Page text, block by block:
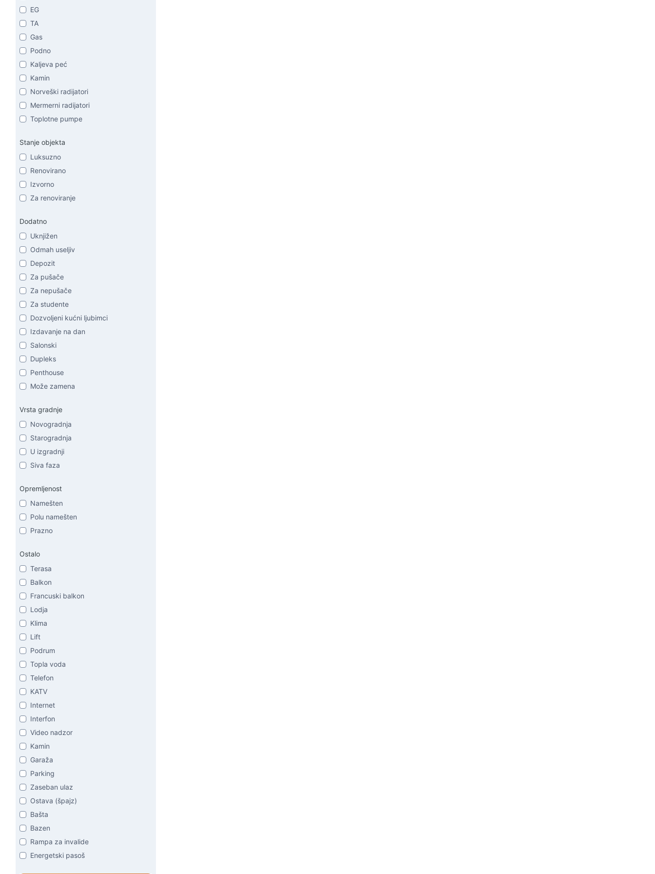
EG
TA
Gas
Podno
Kaljeva peć
Kamin
Norveški radijatori
Mermerni radijatori
Toplotne pumpe
Stanje objekta
Luksuzno
Renovirano
Izvorno
Za renoviranje
Dodatno
Uknjižen
Odmah useljiv
Depozit
Za pušače
Za nepušače
Za studente
Dozvoljeni kućni ljubimci
Izdavanje na dan
Salonski
Dupleks
Penthouse
Može zamena
Vrsta gradnje
Novogradnja
Starogradnja
U izgradnji
Siva faza
Opremljenost
Namešten
Polu namešten
Prazno
Ostalo
Terasa
Balkon
Francuski balkon
Lodja
Klima
Lift
Podrum
Topla voda
Telefon
KATV
Internet
Interfon
Video nadzor
Kamin
Garaža
Parking
Zaseban ulaz
Ostava (špajz)
Bašta
Bazen
Rampa za invalide
Energetski pasoš